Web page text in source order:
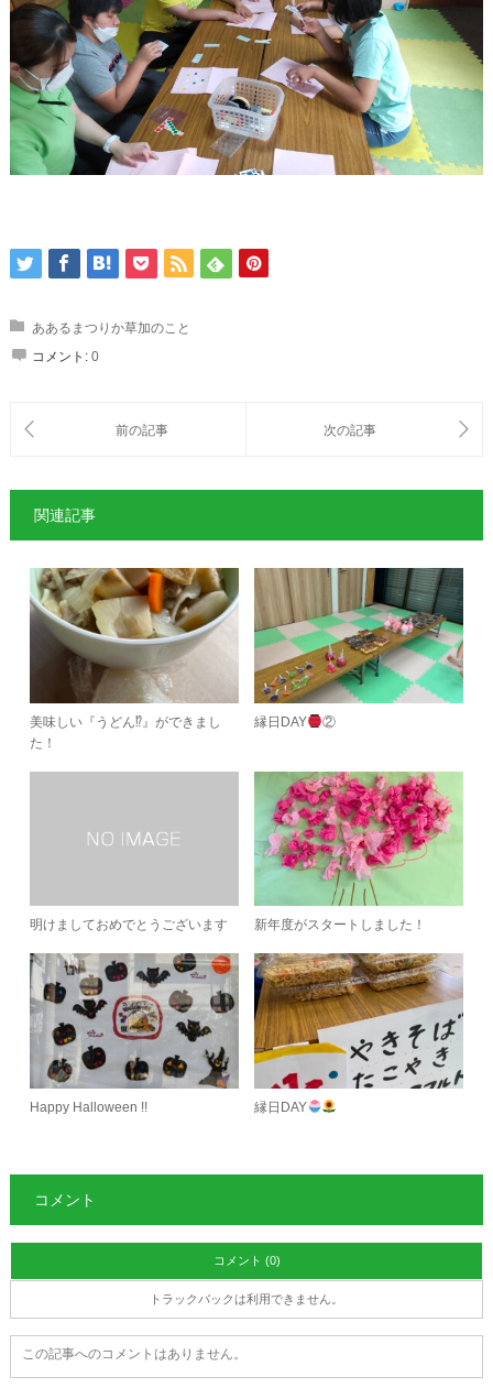
ああるまつりか草加のこと
コメント: 0
関連記事
美味しい『うどん⁉︎』ができまし
た！
縁日DAY ②
明けましておめでとうございます 新年度がスタートしました！
Happy Halloween !! 縁日DAY
コメント
コメント (0)
トラックバックは利用できません。
この記事へのコメントはありません。